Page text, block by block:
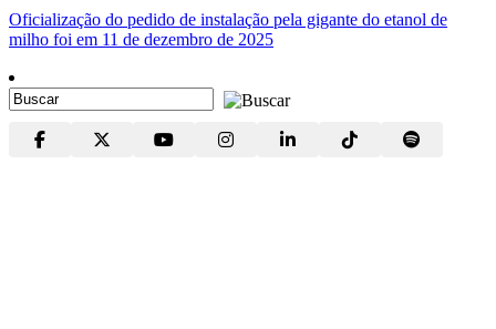
Oficialização do pedido de instalação pela gigante do etanol de
milho foi em 11 de dezembro de 2025